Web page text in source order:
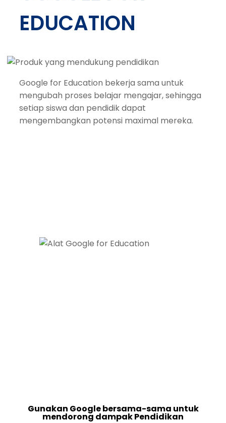
EDUCATION
Google for Education bekerja sama untuk
mengubah proses belajar mengajar, sehingga
setiap siswa dan pendidik dapat
mengembangkan potensi maximal mereka.
Gunakan Google bersama-sama untuk
mendorong dampak Pendidikan